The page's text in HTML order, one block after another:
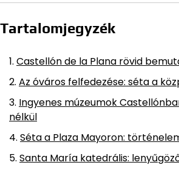
Tartalomjegyzék
Castellón de la Plana rövid
Az óváros felfedezése: séta a
Ingyenes múzeumok
nélkül
Séta a Plaza Mayoron:
Santa María katedrális: